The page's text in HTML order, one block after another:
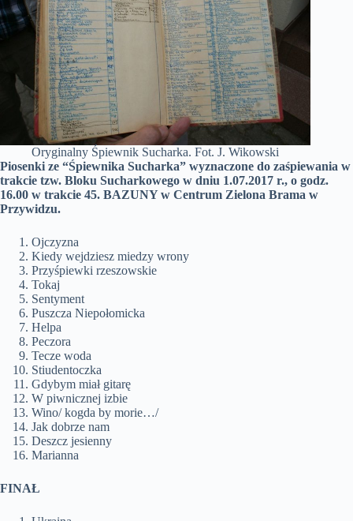
Oryginalny Śpiewnik Sucharka. Fot. J. Wikowski
Piosenki ze “Śpiewnika Sucharka” wyznaczone do zaśpiewania w
trakcie tzw. Bloku Sucharkowego w dniu 1.07.2017 r., o godz.
16.00 w trakcie 45. BAZUNY w Centrum Zielona Brama w
Przywidzu.
Ojczyzna
Kiedy wejdziesz miedzy wrony
Przyśpiewki rzeszowskie
Tokaj
Sentyment
Puszcza Niepołomicka
Helpa
Peczora
Tecze woda
Stiudentoczka
Gdybym miał gitarę
W piwnicznej izbie
Wino/ kogda by morie…/
Jak dobrze nam
Deszcz jesienny
Marianna
FINAŁ